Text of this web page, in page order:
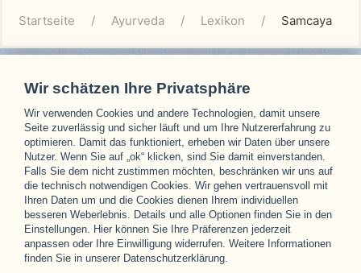
Startseite Ayurveda Lexikon Samcaya
Unsere Partner
Wir schätzen Ihre Privatsphäre
Wir verwenden Cookies und andere Technologien, damit unsere
Seite zuverlässig und sicher läuft und um Ihre Nutzererfahrung zu
optimieren. Damit das funktioniert, erheben wir Daten über unsere
Nutzer. Wenn Sie auf „ok“ klicken, sind Sie damit einverstanden.
Falls Sie dem nicht zustimmen möchten, beschränken wir uns auf
die technisch notwendigen Cookies. Wir gehen vertrauensvoll mit
Ihren Daten um und die Cookies dienen Ihrem individuellen
besseren Weberlebnis. Details und alle Optionen finden Sie in den
Einstellungen. Hier können Sie Ihre Präferenzen jederzeit
anpassen oder Ihre Einwilligung widerrufen. Weitere Informationen
finden Sie in unserer Datenschutzerklärung.